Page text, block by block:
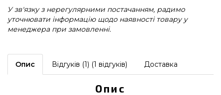
У зв'язку з нерегулярними постачанням, радимо
уточнювати інформацію щодо наявності товару у
менеджера при замовленні.
Опис Відгуків (1) (1 відгуків) Доставка
Опис